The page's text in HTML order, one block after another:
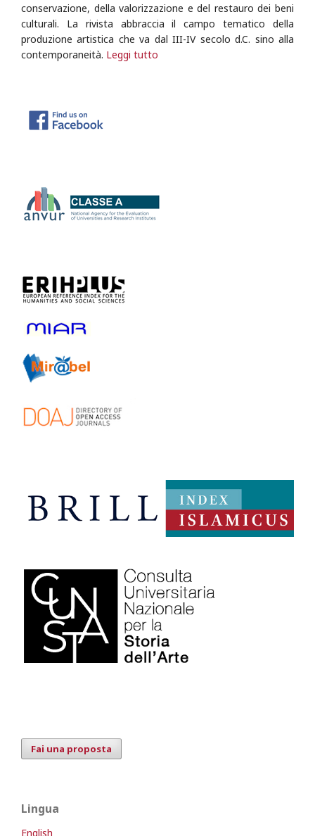
conservazione, della valorizzazione e del restauro dei beni
culturali. La rivista abbraccia il campo tematico della
produzione artistica che va dal III-IV secolo d.C. sino alla
contemporaneità. Leggi tutto
Fai una proposta
Lingua
English